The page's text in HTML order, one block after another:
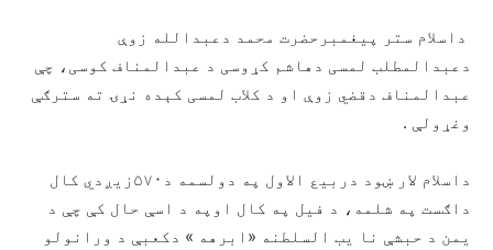
داسلام ستر پیغمبرحضرت محمد دعبدالله زوې
دعبدالمطلب لمسی دهاشم کړوسی د عبدالمناف کوسی، چې
عبدالمناف دقضي زوې او د کلاب لمسی کېده نړۍ ته سترګې
وغړولې .
داسلام لار ښود دربیع الاول په دولسمه د۵۷۰زیږدي کال
داګست په شلمه، د فیل په کال اوپه د اسې حال کې چې د
یمن د حبشې نا یب السلطنه «ابرهه » دکعبې د ورانولو